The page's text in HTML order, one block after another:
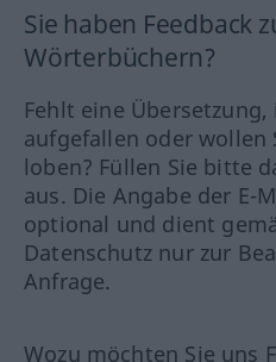
Sie haben Feedback
Wörterbüchern?
Fehlt eine
aufgefallen oder wollen
loben? Füllen Sie bitte
aus. Die Angabe der E-
optional und dient
Datenschutz nur zur
Anfrage.
Wozu möchten Sie uns